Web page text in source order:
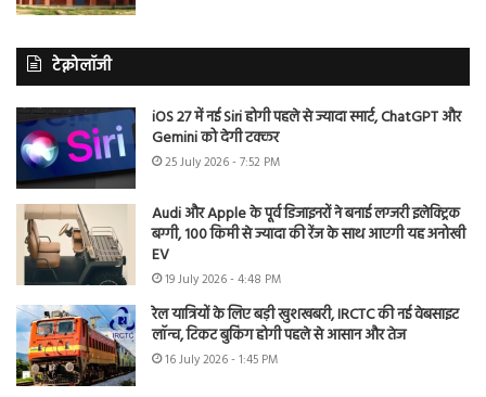
टेक्नोलॉजी
iOS 27 में नई Siri होगी पहले से ज्यादा स्मार्ट, ChatGPT और
Gemini को देगी टक्कर
25 July 2026 - 7:52 PM
Audi और Apple के पूर्व डिजाइनरों ने बनाई लग्जरी इलेक्ट्रिक
बग्गी, 100 किमी से ज्यादा की रेंज के साथ आएगी यह अनोखी
EV
19 July 2026 - 4:48 PM
रेल यात्रियों के लिए बड़ी खुशखबरी, IRCTC की नई वेबसाइट
लॉन्च, टिकट बुकिंग होगी पहले से आसान और तेज
16 July 2026 - 1:45 PM